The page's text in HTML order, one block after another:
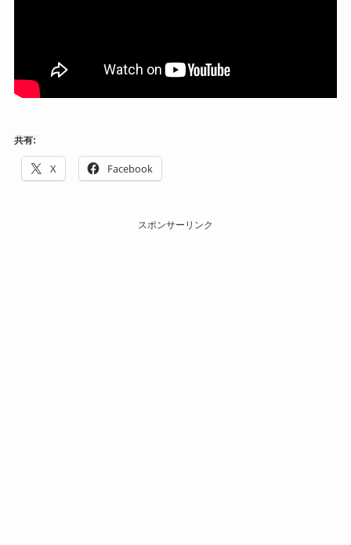
共有:
X Facebook
スポンサーリンク